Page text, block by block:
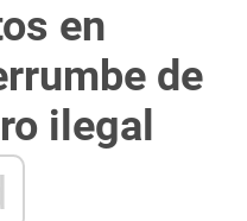
en
de
ilegal